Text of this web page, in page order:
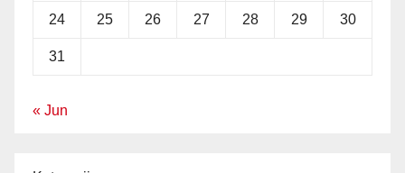
24 25 26 27 28 29 30
31
« Jun